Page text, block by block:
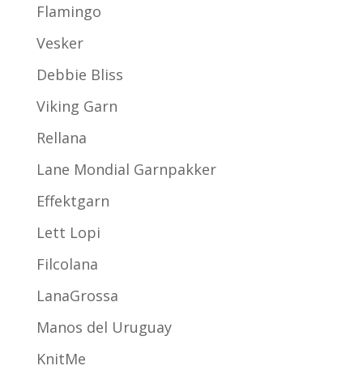
Flamingo
Vesker
Debbie Bliss
Viking Garn
Rellana
Lane Mondial Garnpakker
Effektgarn
Lett Lopi
Filcolana
LanaGrossa
Manos del Uruguay
KnitMe